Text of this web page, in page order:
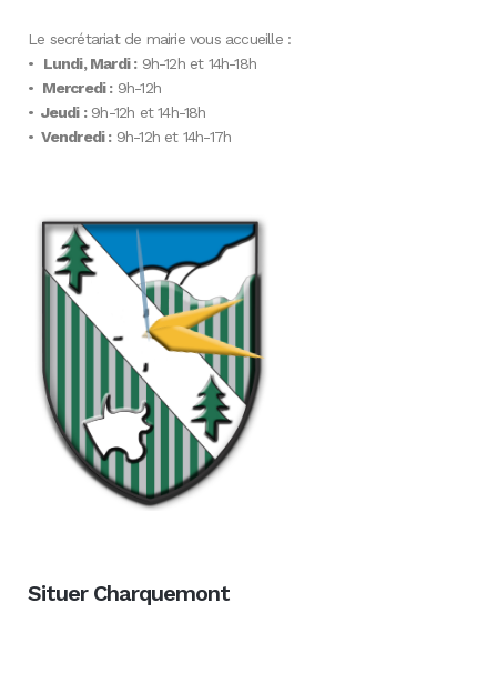
Le secrétariat de mairie vous accueille :
• Lundi, Mardi :9h-12h et 14h-18h
• Mercredi :9h-12h
• Jeudi :9h-12h et 14h-18h
• Vendredi :9h-12h et 14h-17h
Situer Charquemont